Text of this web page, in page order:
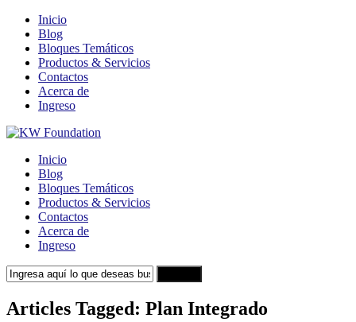
Inicio
Blog
Bloques Temáticos
Productos & Servicios
Contactos
Acerca de
Ingreso
Inicio
Blog
Bloques Temáticos
Productos & Servicios
Contactos
Acerca de
Ingreso
Articles Tagged: Plan Integrado